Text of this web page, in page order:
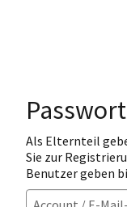
Als Elternteil
Sie zur
Benutzer geben